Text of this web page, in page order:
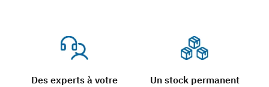
Des experts à votre
Un stock permanent